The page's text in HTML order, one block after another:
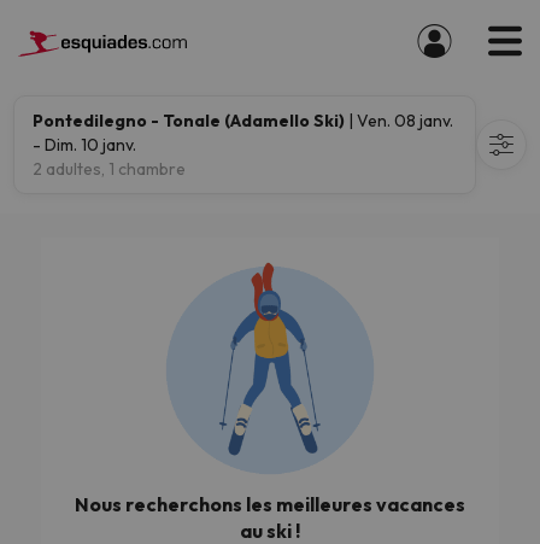
Pontedilegno - Tonale (Adamello Ski) | Ven. 08 janv.
- Dim. 10 janv.
2 adultes, 1 chambre
Nous recherchons les meilleures vacances
au ski !